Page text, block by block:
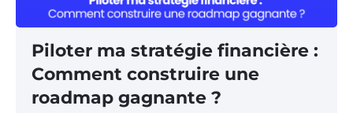
Piloter ma stratégie financière :
Comment construire une
roadmap gagnante ?